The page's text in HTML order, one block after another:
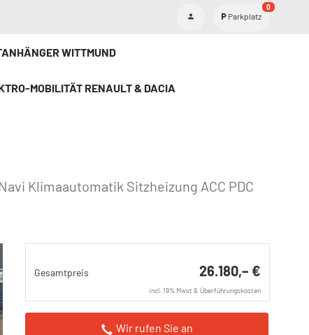
Parkplatz
0
WITTMUND
MOBILITÄT RENAULT & DACIA
Klimaautomatik Sitzheizung ACC PDC
Gesamtpreis 26.180,– €
incl. 19% Mwst & Überführungskosten
Wir rufen Sie an